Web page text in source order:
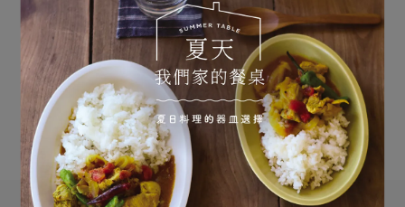
定番
Numbers No.7大碗
NT$1200
加入購物車